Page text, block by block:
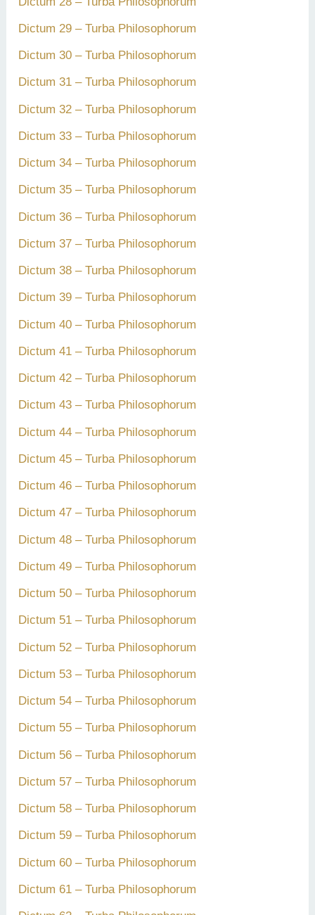
Dictum 29 – Turba Philosophorum
Dictum 30 – Turba Philosophorum
Dictum 31 – Turba Philosophorum
Dictum 32 – Turba Philosophorum
Dictum 33 – Turba Philosophorum
Dictum 34 – Turba Philosophorum
Dictum 35 – Turba Philosophorum
Dictum 36 – Turba Philosophorum
Dictum 37 – Turba Philosophorum
Dictum 38 – Turba Philosophorum
Dictum 39 – Turba Philosophorum
Dictum 40 – Turba Philosophorum
Dictum 41 – Turba Philosophorum
Dictum 42 – Turba Philosophorum
Dictum 43 – Turba Philosophorum
Dictum 44 – Turba Philosophorum
Dictum 45 – Turba Philosophorum
Dictum 46 – Turba Philosophorum
Dictum 47 – Turba Philosophorum
Dictum 48 – Turba Philosophorum
Dictum 49 – Turba Philosophorum
Dictum 50 – Turba Philosophorum
Dictum 51 – Turba Philosophorum
Dictum 52 – Turba Philosophorum
Dictum 53 – Turba Philosophorum
Dictum 54 – Turba Philosophorum
Dictum 55 – Turba Philosophorum
Dictum 56 – Turba Philosophorum
Dictum 57 – Turba Philosophorum
Dictum 58 – Turba Philosophorum
Dictum 59 – Turba Philosophorum
Dictum 60 – Turba Philosophorum
Dictum 61 – Turba Philosophorum